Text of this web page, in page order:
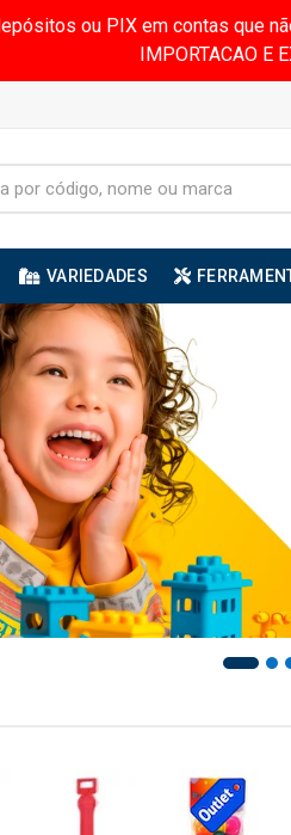
ou PIX em contas que
IMPORTACAO E
VARIEDADES